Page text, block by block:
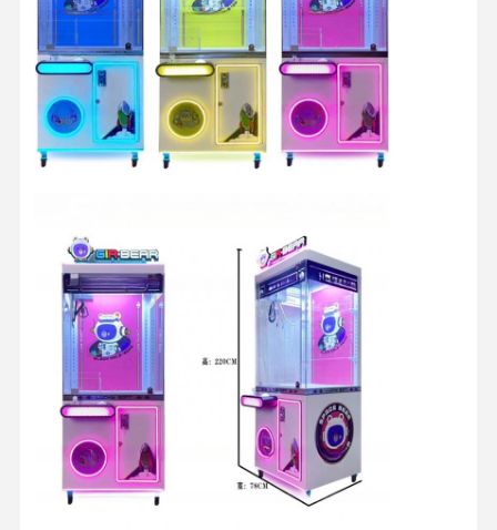
Fatory Tour
Controllo Di
Qualità
Contattaci
Tutti I Casi
Richiedere
Preventivo
macchine per giochi per bambini
Macchina di gioco di auto da corsa
Macchine per videogiochi
Macchina del gioco di estinzione del biglietto